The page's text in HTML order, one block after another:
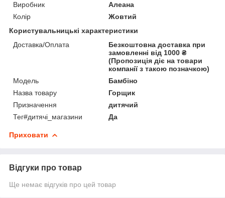
Виробник
Алеана
Колір
Жовтий
Користувальницькі характеристики
Доставка/Оплата
Безкоштовна доставка при
замовленні від 1000 ₴
(Пропозиція діє на товари
компанії з такою позначкою)
Мoдель
Бамбіно
Назва товару
Горщик
Призначення
дитячий
Тег#дитячі_магазини
Да
Приховати
Відгуки про товар
Ще немає відгуків про цей товар